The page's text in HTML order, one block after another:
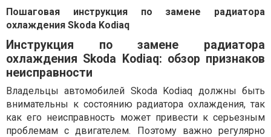
Пошаговая инструкция по замене радиатора
охлаждения Skoda Kodiaq
Инструкция по замене радиатора
охлаждения Skoda Kodiaq: обзор признаков
неисправности
Владельцы автомобилей Skoda Kodiaq должны быть
внимательны к состоянию радиатора охлаждения, так
как его неисправность может привести к серьезным
проблемам с двигателем. Поэтому важно регулярно